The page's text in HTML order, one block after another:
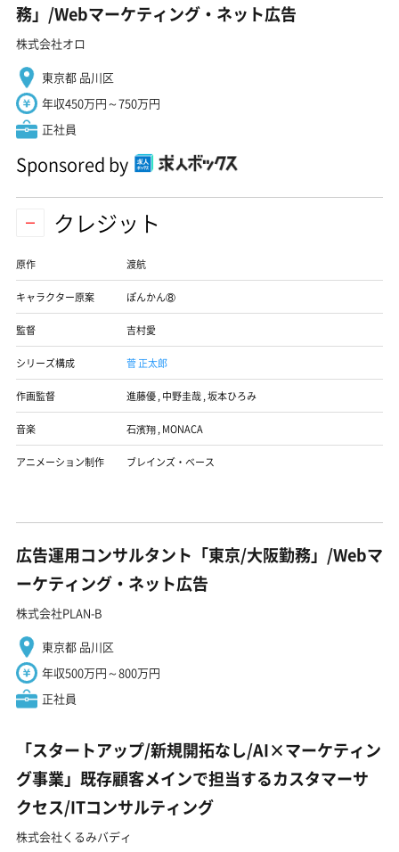
務」/Webマーケティング・ネット広告
株式会社オロ
東京都 品川区
年収450万円～750万円
正社員
Sponsored by
クレジット
原作 渡航
キャラクター原案 ぽんかん⑧
監督 吉村愛
シリーズ構成 菅 正太郎
作画監督 進藤優,中野圭哉,坂本ひろみ
音楽 石濱翔,MONACA
アニメーション制作 ブレインズ・ベース
広告運用コンサルタント「東京/大阪勤務」/Webマ
ーケティング・ネット広告
株式会社PLAN-B
東京都 品川区
年収500万円～800万円
正社員
「スタートアップ/新規開拓なし/AI×マーケティン
グ事業」既存顧客メインで担当するカスタマーサ
クセス/ITコンサルティング
株式会社くるみバディ